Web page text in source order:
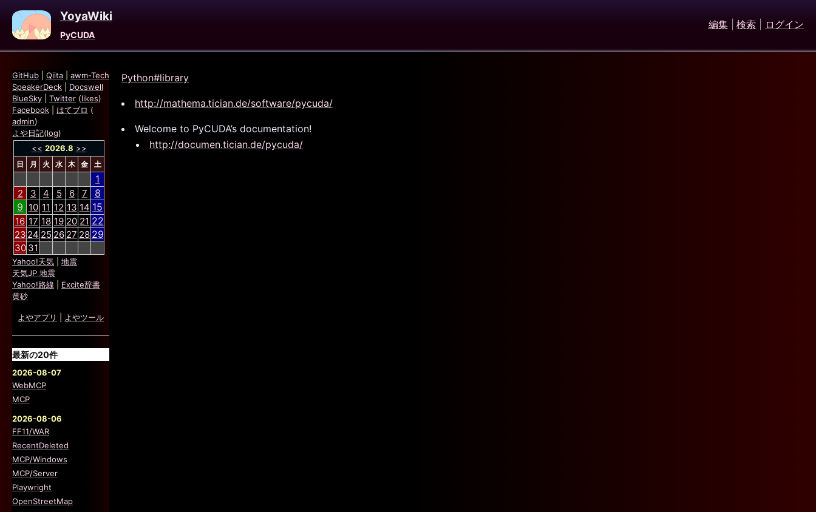
YoyaWiki
PyCUDA
編集 検索 ログイン
Python#library
http://mathema.tician.de/software/pycuda/
Welcome to PyCUDA’s documentation!
http://documen.tician.de/pycuda/
GitHub Qiita
awm-Tech
SpeakerDeck
Docswell
BlueSky
Twitter (likes)
Facebook
はてブロ (
admin)
よや日記(log)
<< 2026.8 >>
日 月 火 水 木 金 土
1
2 3 4 5 6 7
8
9 10 11 12 13 14 15
16 17 18 19 20 21 22
23 24 25 26 27 28 29
30 31
Yahoo!天気
地震
天気JP 地震
Yahoo!路線
Excite辞書
黄砂
よやアプリ よやツール
最新の20件
2026-08-07
WebMCP
MCP
2026-08-06
FF11/WAR
RecentDeleted
MCP/Windows
MCP/Server
Playwright
OpenStreetMap